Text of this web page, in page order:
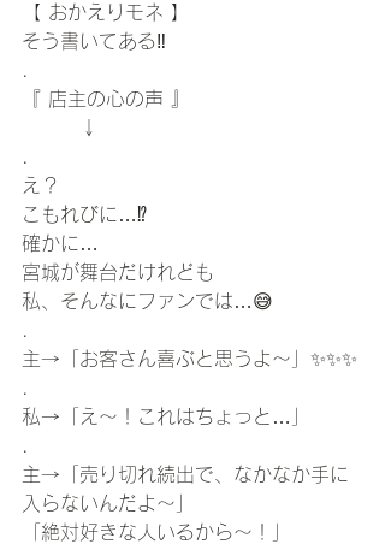
【 おかえりモネ 】
そう書いてある‼️
『 店主の心の声 』
↓
え？
こもれびに…⁉️
確かに…
宮城が舞台だけれども
私、そんなにファンでは…😅
主→「お客さん喜ぶと思うよ〜」✨✨✨
私→「え〜！これはちょっと…」
主→「売り切れ続出で、なかなか手に
入らないんだよ〜」
「絶対好きな人いるから〜！」